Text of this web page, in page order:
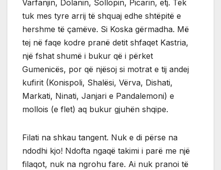
Varfanjin, Dolanin, Sollopin, Picarin, etj. Tek
tuk mes tyre arrij të shquaj edhe shtëpitë e
hershme të çamëve. Si Koska gërmadha. Më
tej në faqe kodre pranë detit shfaqet Kastria,
një fshat shumë i bukur që i përket
Gumenicës, por që njësoj si motrat e tij andej
kufirit (Konispoli, Shalësi, Vërva, Dishati,
Markati, Ninati, Janjari e Pandalemoni) e
mollois (e flet) aq bukur gjuhën shqipe.
Filati na shkau tangent. Nuk e di përse na
ndodhi kjo! Ndofta ngaqë takimi i parë me një
filaqot, nuk na ngrohu fare. Ai nuk pranoi të